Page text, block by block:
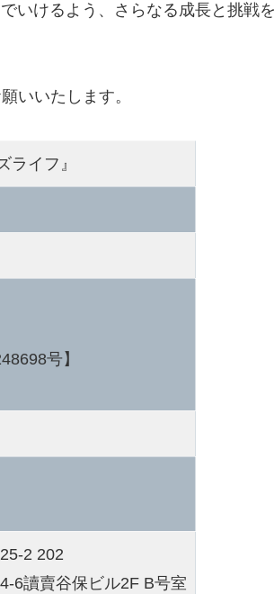
いけるよう、さらなる成長と挑戦
いいたします。
イフ』
号】
2 202
6讀賣谷保ビル2F B号室